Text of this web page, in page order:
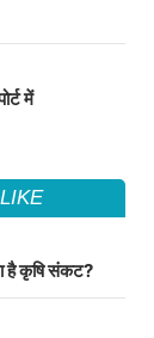
में
है कृषि संकट?